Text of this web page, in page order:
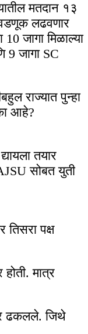
मतदान १३
लढवणार
जागा मिळाल्या
9 जागा SC
राज्यात पुन्हा
आहे?
तयार
सोबत युती
पक्ष
मात्र
ढकलले. जिथे